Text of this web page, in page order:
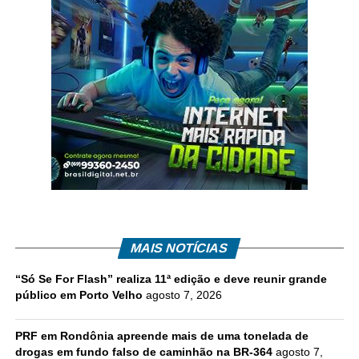
MAIS NOTÍCIAS
“Só Se For Flash” realiza 11ª edição e deve reunir grande
público em Porto Velho agosto 7, 2026
PRF em Rondônia apreende mais de uma tonelada de
drogas em fundo falso de caminhão na BR-364 agosto 7,